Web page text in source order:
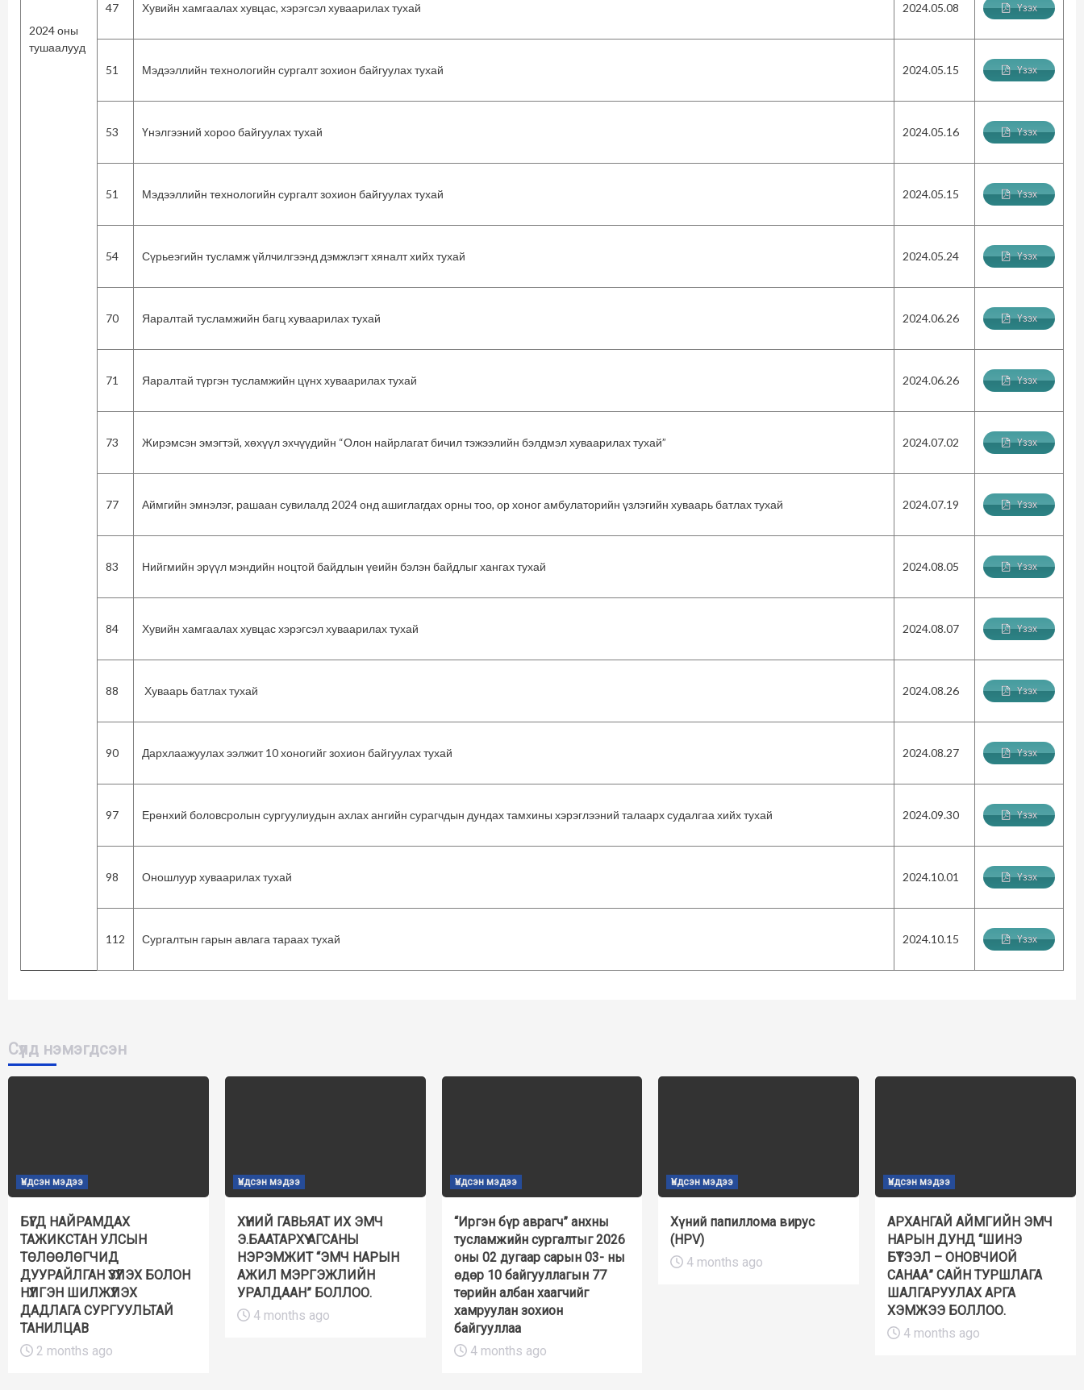
2024 оны
тушаалууд
47 Хувийн хамгаалах хувцас, хэрэгсэл хуваарилах тухай 2024.05.08 Үзэх
51 Мэдээллийн технологийн сургалт зохион байгуулах тухай 2024.05.15 Үзэх
53 Үнэлгээний хороо байгуулах тухай 2024.05.16 Үзэх
51 Мэдээллийн технологийн сургалт зохион байгуулах тухай 2024.05.15 Үзэх
54 Сүрьеэгийн тусламж үйлчилгээнд дэмжлэгт хяналт хийх тухай 2024.05.24 Үзэх
70 Яаралтай тусламжийн багц хуваарилах тухай 2024.06.26 Үзэх
71 Яаралтай түргэн тусламжийн цүнх хуваарилах тухай 2024.06.26 Үзэх
73 Жирэмсэн эмэгтэй, хөхүүл эхчүүдийн “Олон найрлагат бичил тэжээлийн бэлдмэл хуваарилах тухай” 2024.07.02 Үзэх
77 Аймгийн эмнэлэг, рашаан сувилалд 2024 онд ашиглагдах орны тоо, ор хоног амбулаторийн үзлэгийн хуваарь батлах тухай 2024.07.19 Үзэх
83 Нийгмийн эрүүл мэндийн ноцтой байдлын үеийн бэлэн байдлыг хангах тухай 2024.08.05 Үзэх
84 Хувийн хамгаалах хувцас хэрэгсэл хуваарилах тухай 2024.08.07 Үзэх
88 Хуваарь батлах тухай 2024.08.26 Үзэх
90 Дархлаажуулах ээлжит 10 хоногийг зохион байгуулах тухай 2024.08.27 Үзэх
97 Ерөнхий боловсролын сургуулиудын ахлах ангийн сурагчдын дундах тамхины хэрэглээний талаарх судалгаа хийх тухай 2024.09.30 Үзэх
98 Оношлуур хуваарилах тухай 2024.10.01 Үзэх
112 Сургалтын гарын авлага тараах тухай 2024.10.15 Үзэх
Сүүлд нэмэгдсэн
Үндсэн мэдээ
БҮГД НАЙРАМДАХ
ТАЖИКСТАН УЛСЫН
ТӨЛӨӨЛӨГЧИД
ДУУРАЙЛГАН ҮЗҮҮЛЭХ БОЛОН
НҮҮЛГЭН ШИЛЖҮҮЛЭХ
ДАДЛАГА СУРГУУЛЬТАЙ
ТАНИЛЦАВ
2 months ago
Үндсэн мэдээ
ХҮНИЙ ГАВЬЯАТ ИХ ЭМЧ
Э.БААТАРХҮҮ АГСАНЫ
НЭРЭМЖИТ “ЭМЧ НАРЫН
АЖИЛ МЭРГЭЖЛИЙН
УРАЛДААН” БОЛЛОО.
4 months ago
Үндсэн мэдээ
“Иргэн бүр аврагч” анхны
тусламжийн сургалтыг 2026
оны 02 дугаар сарын 03- ны
өдөр 10 байгууллагын 77
төрийн албан хаагчийг
хамруулан зохион
байгууллаа
4 months ago
Үндсэн мэдээ
Хүний папиллома вирус
(HPV)
4 months ago
Үндсэн мэдээ
АРХАНГАЙ АЙМГИЙН ЭМЧ
НАРЫН ДУНД “ШИНЭ
БҮТЭЭЛ – ОНОВЧИОЙ
САНАА” САЙН ТУРШЛАГА
ШАЛГАРУУЛАХ АРГА
ХЭМЖЭЭ БОЛЛОО.
4 months ago